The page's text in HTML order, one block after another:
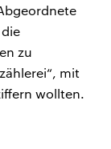
zu
mit
wollten.